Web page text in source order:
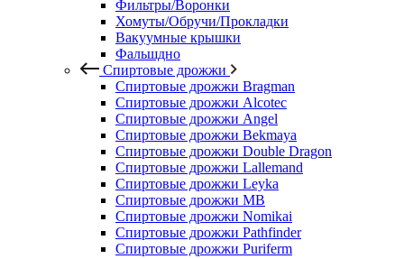
Фильтры/Воронки
Хомуты/Обручи/Прокладки
Вакуумные крышки
Фальшдно
Спиртовые дрожжи
Спиртовые дрожжи Bragman
Спиртовые дрожжи Alcotec
Спиртовые дрожжи Angel
Спиртовые дрожжи Bekmaya
Спиртовые дрожжи Double Dragon
Спиртовые дрожжи Lallemand
Спиртовые дрожжи Leyka
Спиртовые дрожжи MB
Спиртовые дрожжи Nomikai
Спиртовые дрожжи Pathfinder
Спиртовые дрожжи Puriferm